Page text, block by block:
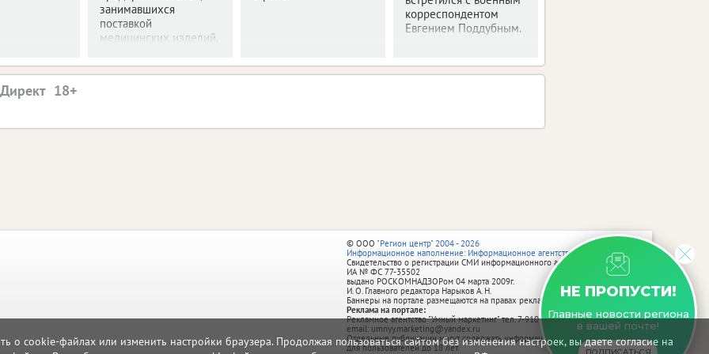
о cookie-файлах или изменить настройки браузера. Продолжая пользоваться сайтом без изменения настроек, вы даете согласие на
занимавшихся
поставкой
медицинских изделий.
корреспондентом
Евгением Поддубным.
НЕ ПРОПУСТИ!
Главные новости региона
в вашей почте!
© ООО "Регион центр" 2004 - 2026
Информационное наполнение: Информационное агентство vRossii.ru
Свидетельство о регистрации СМИ информационного агентства vRossii.ru
ИА № ФС 77‑35502
выдано РОСКОМНАДЗОРом 04 марта 2009г.
И. О. Главного редактора Нарыков А. Н.
Баннеры на портале размещаются на правах рекламы.
Реклама на портале:
Рекламное агентство "Умный маркетинг" тел. 7-910-267-70-40,
email: umnyy.marketing@yandex.ru
Отдельные публикации могут содержать информацию, не предназначенную
для пользователей до 18 лет.